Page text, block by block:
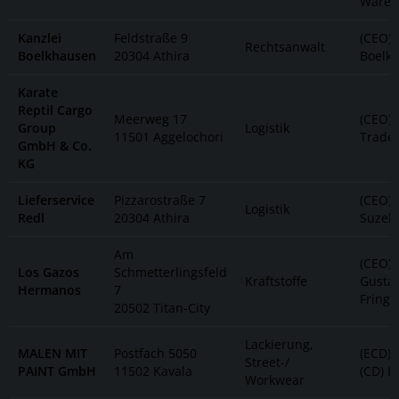
Kanzlei
Boelkhausen
Feldstraße 9
20304 Athira
Rechtsanwalt
Karate
Reptil Cargo
Group
GmbH & Co.
KG
Meerweg 17
11501 Aggelochori
Logistik
(CEO)
Lieferservice
Redl
Pizzarostraße 7
20304 Athira
Logistik
(CEO)
Los Gazos
Hermanos
Am
Schmetterlingsfeld
7
20502 Titan-City
Kraftstoffe
(CEO)
Fring
MALEN MIT
PAINT GmbH
Postfach 5050
11502 Kavala
Lackierung,
Street-/
Workwear
(ECD)
(CD)